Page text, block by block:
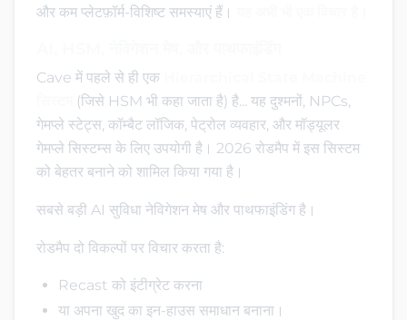
और कम प्लेटफ़ॉर्म-विशिष्ट समस्याएं हैं।
Cave में पहले से ही एक
(जिसे HSM भी कहा जाता है) है... यह दुश्मनों, NPCs,
गेमप्ले स्टेट्स, कॉम्बैट लॉजिक, पेट्रोल व्यवहार, और मॉड्यूलर
गेमप्ले सिस्टम्स के लिए उपयोगी है। 2026 रोडमैप में इस सिस्टम
को बेहतर बनाने को शामिल किया गया है।
सबसे बड़ी AI सुविधा नेविगेशन मेष और पाथफाइंडिंग है।
रोडमैप दो विकल्पों पर विचार करता है:
Recast को इंटीग्रेट करना
या अपना खुद का इन-हाउस समाधान बनाना।